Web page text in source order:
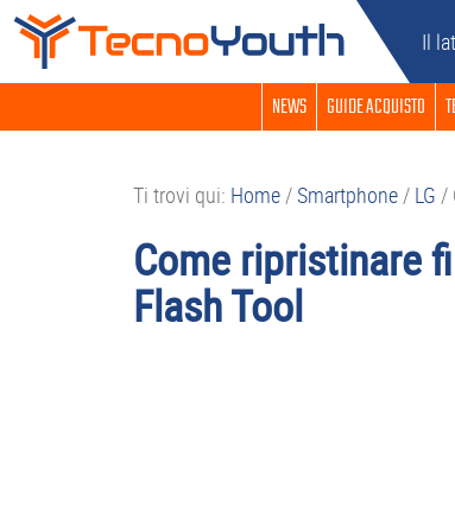
Passa
navigazione
Passa
contenuto
Passa
barra
Passa
piè
Il
NEWS GUIDE ACQUISTO
Ti trovi qui: Home/Smartphone/ LG /
Come ripristinare
Flash Tool